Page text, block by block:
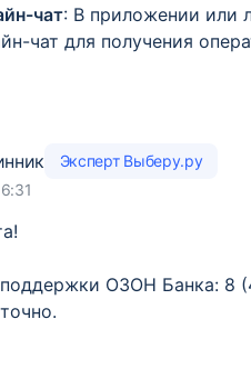
чат: В приложении или
чат для получения
Эксперт Выберу.ру
ОЗОН Банка: 8